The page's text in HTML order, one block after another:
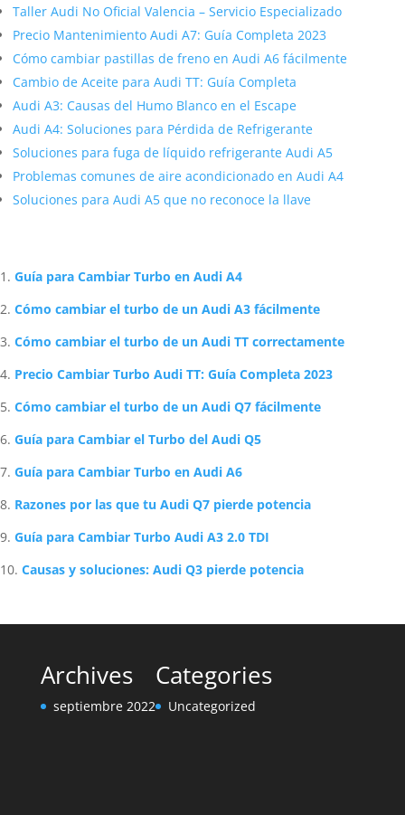
Taller Audi No Oficial Valencia – Servicio Especializado
Precio Mantenimiento Audi A7: Guía Completa 2023
Cómo cambiar pastillas de freno en Audi A6 fácilmente
Cambio de Aceite para Audi TT: Guía Completa
Audi A3: Causas del Humo Blanco en el Escape
Audi A4: Soluciones para Pérdida de Refrigerante
Soluciones para fuga de líquido refrigerante Audi A5
Problemas comunes de aire acondicionado en Audi A4
Soluciones para Audi A5 que no reconoce la llave
Guía para Cambiar Turbo en Audi A4
Cómo cambiar el turbo de un Audi A3 fácilmente
Cómo cambiar el turbo de un Audi TT correctamente
Precio Cambiar Turbo Audi TT: Guía Completa 2023
Cómo cambiar el turbo de un Audi Q7 fácilmente
Guía para Cambiar el Turbo del Audi Q5
Guía para Cambiar Turbo en Audi A6
Razones por las que tu Audi Q7 pierde potencia
Guía para Cambiar Turbo Audi A3 2.0 TDI
Causas y soluciones: Audi Q3 pierde potencia
Archives
septiembre 2022
Categories
Uncategorized